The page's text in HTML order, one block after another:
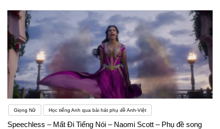
Giọng Nữ Học tiếng Anh qua bài hát phụ đề Anh-Việt
Speechless – Mất Đi Tiếng Nói – Naomi Scott – Phụ đề song